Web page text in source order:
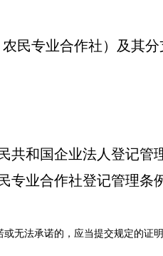
民专业合作社）及其分
共和国企业法人登记
业合作社登记管理条
法承诺的，应当提交规定的证明